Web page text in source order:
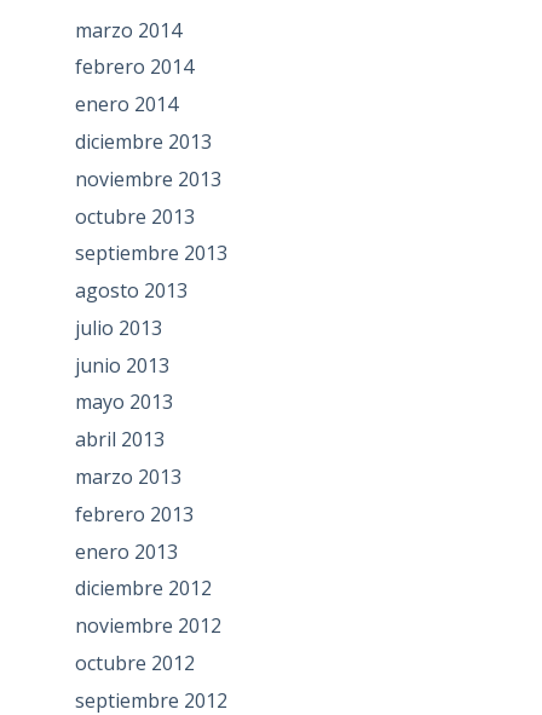
marzo 2014
febrero 2014
enero 2014
diciembre 2013
noviembre 2013
octubre 2013
septiembre 2013
agosto 2013
julio 2013
junio 2013
mayo 2013
abril 2013
marzo 2013
febrero 2013
enero 2013
diciembre 2012
noviembre 2012
octubre 2012
septiembre 2012